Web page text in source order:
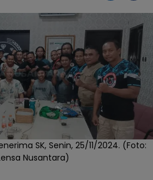
SK, Senin, 25/11/2024. (Foto:
Nusantara)